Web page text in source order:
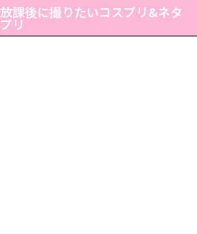
放課後に撮りたいコスプリ&ネタ
プリ